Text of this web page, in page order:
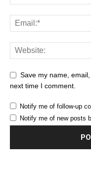
Save my name,
next time I comment.
Notify me of follow-up
Notify me of new posts